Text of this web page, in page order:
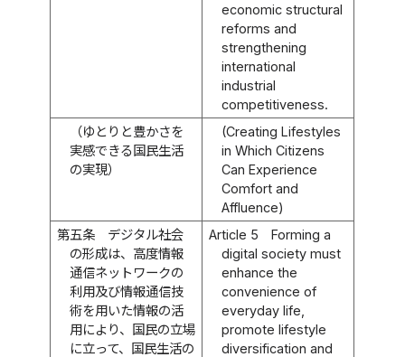
economic structural
reforms and
strengthening
international
industrial
competitiveness.
（ゆとりと豊かさを
実感できる国民生活
の実現）
(Creating Lifestyles
in Which Citizens
Can Experience
Comfort and
Affluence)
第五条
デジタル社会
の形成は、高度情報
通信ネットワークの
利用及び情報通信技
術を用いた情報の活
用により、国民の立場
に立って、国民生活の
Article 5
Forming a
digital society must
enhance the
convenience of
everyday life,
promote lifestyle
diversification and